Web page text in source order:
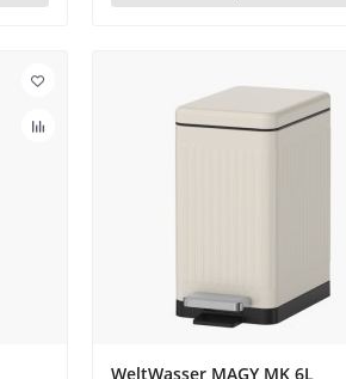
WeltWasser MAGY MK 6L